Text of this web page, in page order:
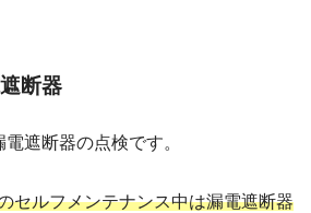
断器
遮断器の点検です。
セルフメンテナンス中は漏電遮断器